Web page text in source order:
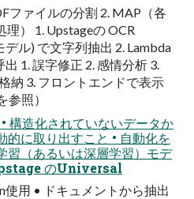
ファイルの分割 2. MAP（各
） 1. Upstageの OCR
ル) で文字列抽出 2. Lambda
1. 誤字修正 2. 感情分析 3.
納 3. フロントエンドで表示
参照）
造化されていないデータか
的に取り出すこと • 自動化を
習（あるいは深層学習）モデ
のUniversal
用 • ドキュメントから抽出